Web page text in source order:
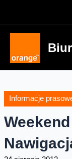
Informacje